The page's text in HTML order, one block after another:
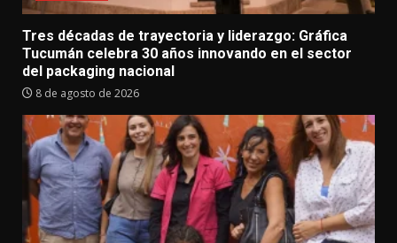
Tres décadas de trayectoria y liderazgo: Gráfica
Tucumán celebra 30 años innovando en el sector
del packaging nacional
8 de agosto de 2026